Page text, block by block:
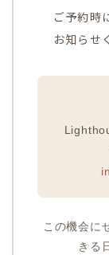
ご予約時
お知らせ
この機会に
きる